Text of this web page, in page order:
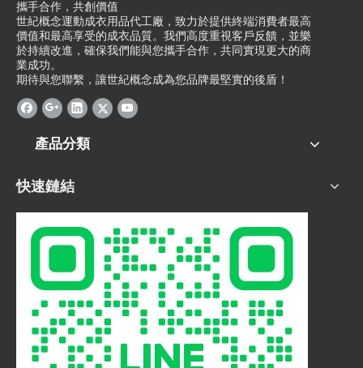
攜手合作，共創價值
世紀概念運動成衣用品代工廠，致力於提供終端消費者最高
價值和最高享受的成衣品質。我們高度重視客戶反饋，並樂
於持續改進，確保我們能與您攜手合作，共同實現更大的商
業成功。
期待與您聯繫，讓世紀概念成為您品牌最堅實的後盾！
產品分類
快速鏈結